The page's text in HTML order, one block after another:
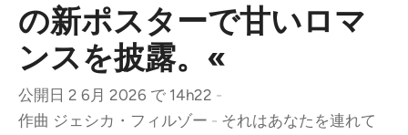
の新ポスターで甘いロマ
ンスを披露。«
公開日 2 6月 2026 で 14h22 -
作曲 ジェシカ・フィルゾー - それはあなたを連れて